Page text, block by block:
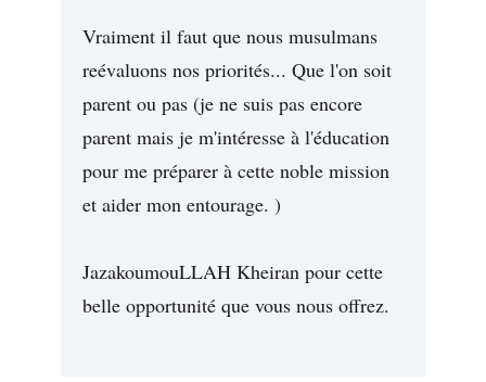
Vraiment il faut que nous musulmans
reévaluons nos priorités... Que l'on soit
parent ou pas (je ne suis pas encore
parent mais je m'intéresse à l'éducation
pour me préparer à cette noble mission
et aider mon entourage. )
JazakoumouLLAH Kheiran pour cette
belle opportunité que vous nous offrez.